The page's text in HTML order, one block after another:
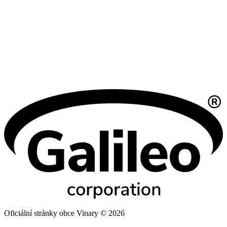
Oficiální stránky obce Vinary © 2026